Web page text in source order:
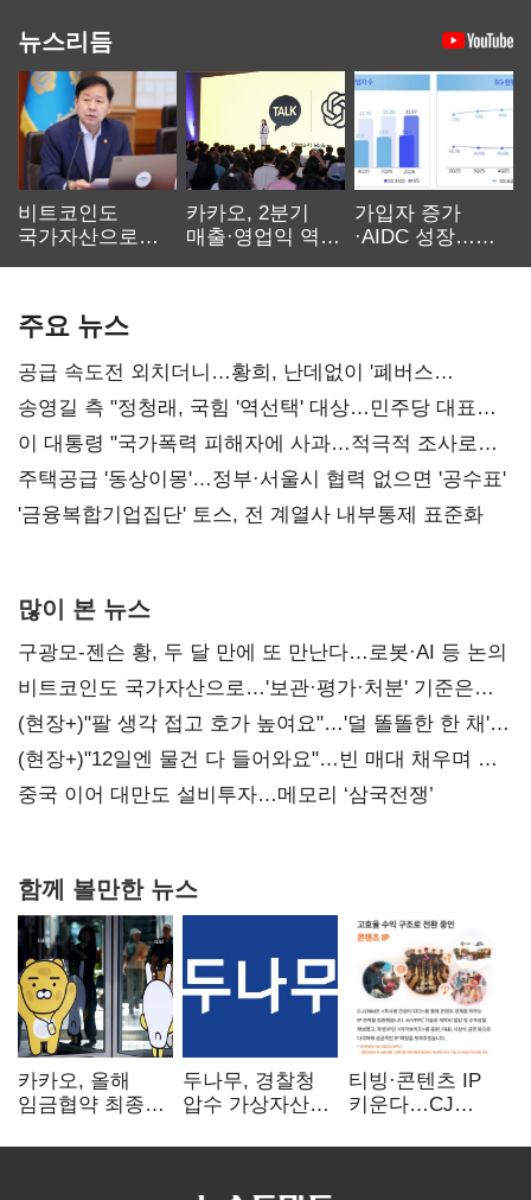
뉴스리듬
비트코인도
국가자산으로…'
카카오, 2분기
매출·영업익 역대
가입자 증가
·AIDC 성장…
주요 뉴스
공급 속도전 외치더니…황희, 난데없이 '폐버스
리모델링' 제안
송영길 측 "정청래, 국힘 '역선택' 대상…민주당 대표로
총선 지휘 못해"
이 대통령 "국가폭력 피해자에 사과…적극적 조사로
진실 밝혀야"
주택공급 '동상이몽'…정부·서울시 협력 없으면 '공수표'
'금융복합기업집단' 토스, 전 계열사 내부통제 표준화
많이 본 뉴스
구광모-젠슨 황, 두 달 만에 또 만난다…로봇·AI 등 논의
비트코인도 국가자산으로…'보관·평가·처분' 기준은
숙제
(현장+)"팔 생각 접고 호가 높여요"…'덜 똘똘한 한 채'
20억 키맞추기
(현장+)"12일엔 물건 다 들어와요"…빈 매대 채우며 문
연 홈플러스
중국 이어 대만도 설비투자…메모리 ‘삼국전쟁’
함께 볼만한 뉴스
카카오, 올해
임금협약 최종
인상·격려금
두나무, 경찰청
압수 가상자산
커스터디 사업
티빙·콘텐츠 IP
키운다…CJ
글로벌 확장 가속